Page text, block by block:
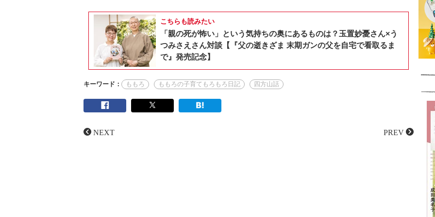
こちらも読みたい
「親の死が怖い」という気持ちの奥にあるものは？玉置妙憂さん×う
つみさえさん対談【『父の逝きざま 末期ガンの父を自宅で看取るま
で』発売記念】
キーワード： ももろ ももろの子育てもろもろ日記 四方山話
NEXT PREV